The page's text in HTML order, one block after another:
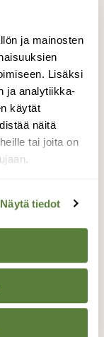
ja mainosten
Lisäksi
ja analytiikka-
käytät
näitä
tai joita on
Näytä tiedot
»